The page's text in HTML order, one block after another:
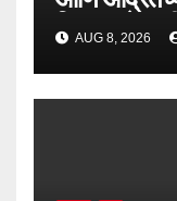
सिद्ध झाले
AUG 8, 2026